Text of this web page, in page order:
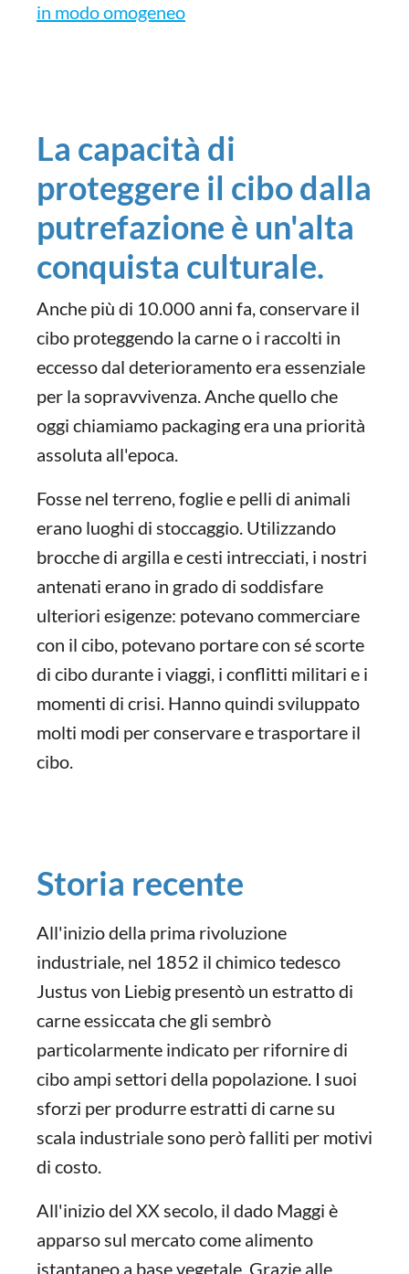
in modo omogeneo
La capacità di
proteggere il cibo dalla
putrefazione è un'alta
conquista culturale.
Anche più di 10.000 anni fa, conservare il
cibo proteggendo la carne o i raccolti in
eccesso dal deterioramento era essenziale
per la sopravvivenza. Anche quello che
oggi chiamiamo packaging era una priorità
assoluta all'epoca.
Fosse nel terreno, foglie e pelli di animali
erano luoghi di stoccaggio. Utilizzando
brocche di argilla e cesti intrecciati, i nostri
antenati erano in grado di soddisfare
ulteriori esigenze: potevano commerciare
con il cibo, potevano portare con sé scorte
di cibo durante i viaggi, i conflitti militari e i
momenti di crisi. Hanno quindi sviluppato
molti modi per conservare e trasportare il
cibo.
Storia recente
All'inizio della prima rivoluzione
industriale, nel 1852 il chimico tedesco
Justus von Liebig presentò un estratto di
carne essiccata che gli sembrò
particolarmente indicato per rifornire di
cibo ampi settori della popolazione. I suoi
sforzi per produrre estratti di carne su
scala industriale sono però falliti per motivi
di costo.
All'inizio del XX secolo, il dado Maggi è
apparso sul mercato come alimento
istantaneo a base vegetale. Grazie alle